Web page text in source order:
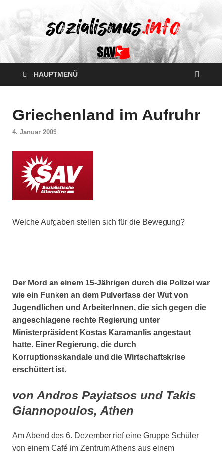
HAUPTMENÜ
Griechenland im Aufruhr
4. Januar 2009
Welche Aufgaben stellen sich für die Bewegung?
Der Mord an einem 15-Jährigen durch die Polizei war
wie ein Funken an dem Pulverfass der Wut von
Jugendlichen und ArbeiterInnen, die sich gegen die
angeschlagene rechte Regierung unter
Ministerpräsident Kostas Karamanlis angestaut
hatte. Einer Regierung, die durch
Korruptionsskandale und die Wirtschaftskrise
erschüttert ist.
von Andros Payiatsos und Takis
Giannopoulos, Athen
Am Abend des 6. Dezember rief eine Gruppe Schüler
von einem Café im Zentrum Athens aus einem